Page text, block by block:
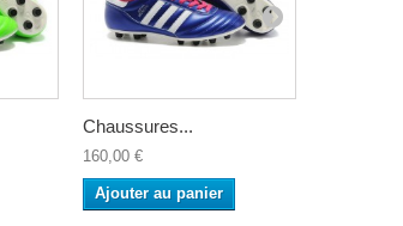
Chaussures...
160,00 €
Ajouter au panier